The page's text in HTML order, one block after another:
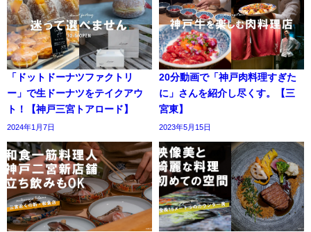
「ドットドーナツファクトリ
ー」で生ドーナツをテイクアウ
ト！【神戸三宮トアロード】
2024年1月7日
20分動画で「神戸肉料理すぎた
に」さんを紹介し尽くす。【三
宮東】
2023年5月15日